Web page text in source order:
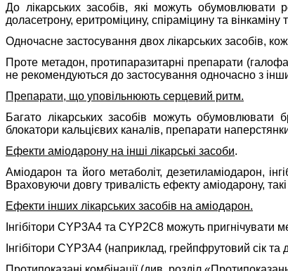
До лікарських засобів, які можуть обумовлювати
доласетрону, еритроміцину, спіраміцину та
Одночасне застосування двох лікарських засобів,
Проте метадон, протипаразитарні препарати
не рекомендуються до застосування одночасно з
Препарати, що уповільнюють серцевий ритм.
Багато лікарських засобів можуть обумовлювати
блокатори кальцієвих каналів, препарати
Ефекти аміодарону на інші лікарські засоби.
Аміодарон та його метаболіт, дезетиламіодарон,
Враховуючи довгу тривалість ефекту аміодарону,
Ефекти інших лікарських засобів на аміодарон.
Інгібітори CYP3A4 та CYP2C8 можуть пригнічувати
Інгібітори CYP3A4 (наприклад, грейпфрутовий сік